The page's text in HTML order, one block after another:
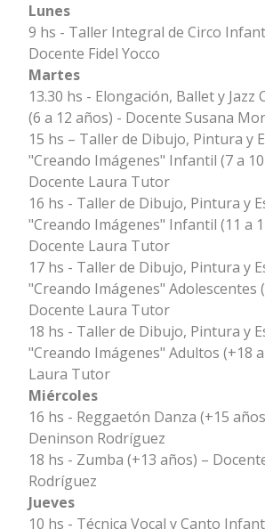
Lunes
9 hs - Taller Integral de Circo
Docente Fidel Yocco
Martes
13.30 hs - Elongación, Ballet y
(6 a 12 años) - Docente Susana
15 hs – Taller de Dibujo, Pintura y
"Creando Imágenes" Infantil (7 a
Docente Laura Tutor
16 hs - Taller de Dibujo, Pintura y
"Creando Imágenes" Infantil (11 a
Docente Laura Tutor
17 hs - Taller de Dibujo, Pintura y
"Creando Imágenes" Adolescentes
Docente Laura Tutor
18 hs - Taller de Dibujo, Pintura y
"Creando Imágenes" Adultos (+18
Laura Tutor
Miércoles
16 hs - Reggaetón Danza (+15
Deninson Rodríguez
18 hs - Zumba (+13 años) –
Rodríguez
Jueves
10 hs - Técnica Vocal y Canto